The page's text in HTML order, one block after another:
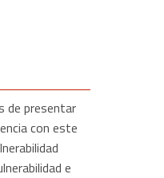
de presentar
con este
e